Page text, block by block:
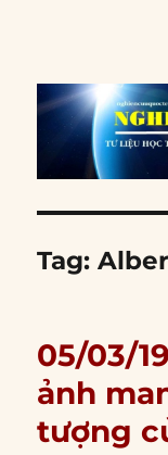
Tag:
05/03/
ảnh
tượng